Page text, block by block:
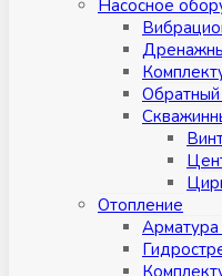
Насосное
Обратный
Отопление
Арматура